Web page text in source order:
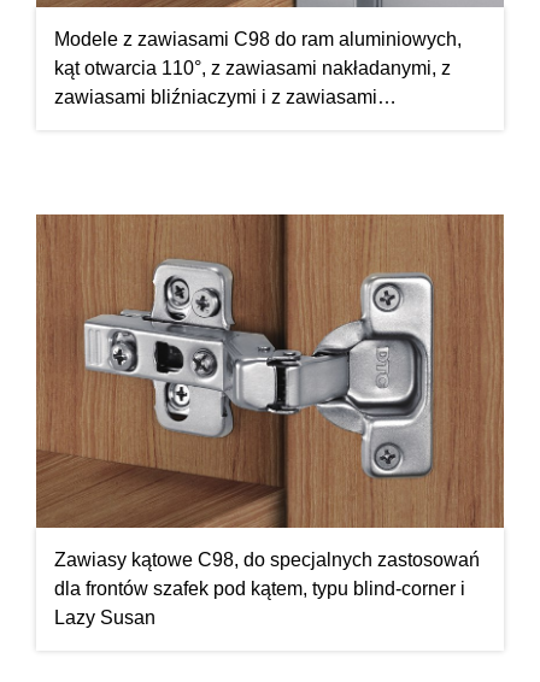
Modele z zawiasami C98 do ram aluminiowych,
kąt otwarcia 110°, z zawiasami nakładanymi, z
zawiasami bliźniaczymi i z zawiasami
Zawiasy kątowe C98, do specjalnych zastosowań
dla frontów szafek pod kątem, typu blind-corner i
Lazy Susan